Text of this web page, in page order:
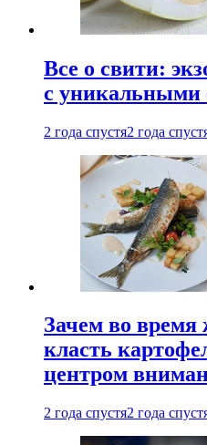
Все о свити:
с уникальными
2 года спустя2 года
Зачем во
класть
центром
2 года спустя2 года